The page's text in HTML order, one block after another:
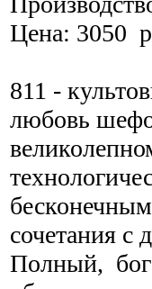
Цена: 3050
811 -
любовь
сочетания с
Полный,